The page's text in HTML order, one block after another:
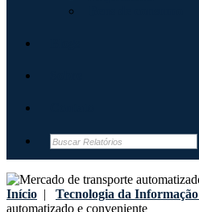
Início | Tecnologia da Informação
automatizado e conveniente